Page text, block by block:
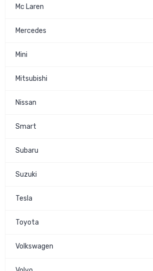
Mc Laren
Mercedes
Mini
Mitsubishi
Nissan
Smart
Subaru
Suzuki
Tesla
Toyota
Volkswagen